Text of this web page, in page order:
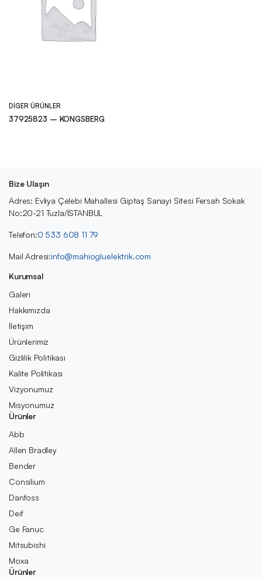
DIGER ÜRÜNLER
37925823 – KONGSBERG
Bize Ulaşın
Adres: Evliya Çelebi Mahallesi Giptaş Sanayi Sitesi Fersah Sokak
No:20-21 Tuzla/İSTANBUL
Telefon:0 533 608 11 79
Mail Adresi:info@mahiogluelektrik.com
Kurumsal
Galeri
Hakkımızda
İletişim
Ürünlerimiz
Gizlilik Politikası
Kalite Politikası
Vizyonumuz
Misyonumuz
Ürünler
Abb
Allen Bradley
Bender
Consilium
Danfoss
Deif
Ge Fanuc
Mitsubishi
Moxa
Ürünler